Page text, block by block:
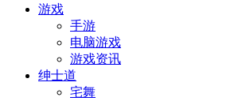
游戏
手游
电脑游戏
游戏资讯
绅士道
宅舞